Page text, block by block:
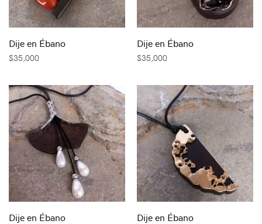
Dije en Ébano
$35,000
Dije en Ébano
$35,000
Dije en Ébano Dije en Ébano